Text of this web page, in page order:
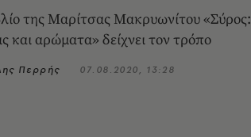
της Μαρίτσας Μακρυωνίτου «Σύρος:
και αρώματα» δείχνει τον τρόπο
Περρής 07.08.2020, 13:28